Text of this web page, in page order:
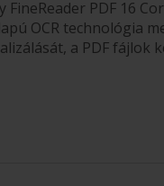
FineReader PDF 16
OCR technológia
a PDF fájlok